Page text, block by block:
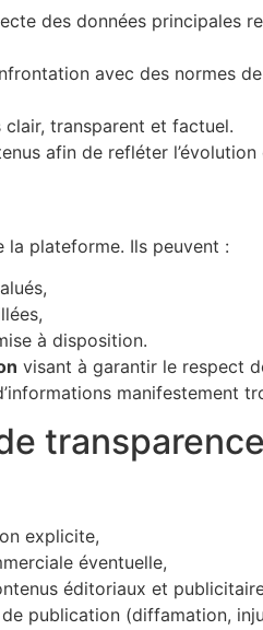
des données principales
avec des normes
clair, transparent et factuel.
afin de refléter l’évolution
la plateforme. Ils peuvent :
à disposition.
visant à garantir le respect
manifestement
transparence
explicite,
éventuelle,
éditoriaux et
publication (diffamation,